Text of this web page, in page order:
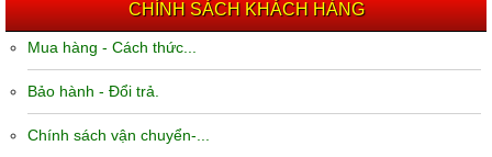
CHÍNH SÁCH KHÁCH HÀNG
Mua hàng - Cách thức...
Bảo hành - Đổi trả.
Chính sách vận chuyển-...